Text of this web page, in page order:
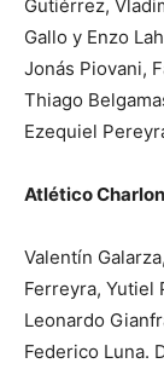
Gutiérrez,
Gallo y Enzo
Jonás Piovani,
Thiago
Ezequiel
Atlético
Valentín
Ferreyra, Yutiel
Leonardo
Federico Luna.